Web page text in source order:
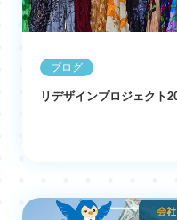
ブログ
リデザインプロジェクト